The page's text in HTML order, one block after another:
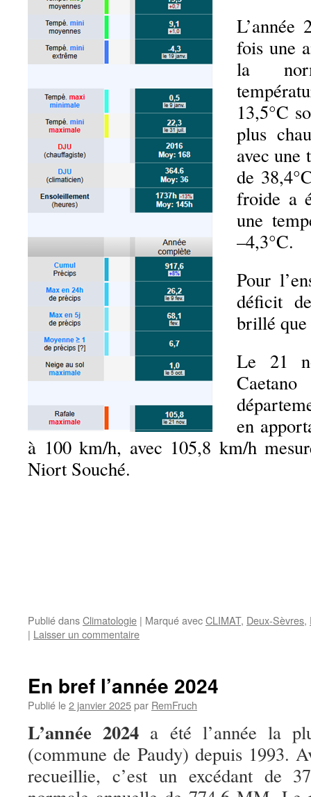
L’année
fois une
la
13,5°C
plus
avec une
de
froide a
une
–4,3°C.
Pour
déficit
brillé que
Le 21
en
à 100 km/h, avec 105,8 km/h
Niort Souché.
Publié dansClimatologie | Marqué avecCLIMAT, Deux-Sèvres,
| Laisser un commentaire
En bref l’année 2024
Publié le2 janvier 2025par RemFruch
L’année 2024 a été l’année la
(commune de Paudy) depuis 1993.
recueillie, c’est un excédant de